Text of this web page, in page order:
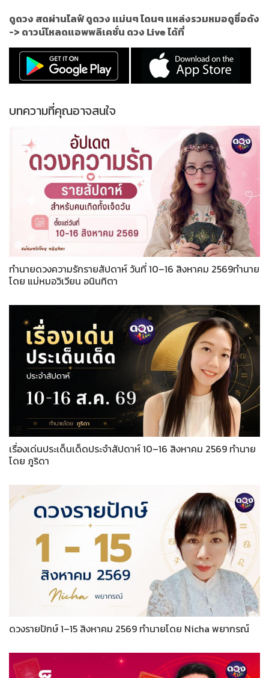
ดูดวง สดผ่านไลฟ์ ดูดวง แม่นๆ โดนๆ แหล่งรวมหมอดูชื่อดัง
-> ดาวน์โหลดแอพพลิเคชั่น ดวง Live ได้ที่
บทความที่คุณอาจสนใจ
ทำนายดวงความรักรายสัปดาห์ วันที่ 10–16 สิงหาคม 2569ทำนาย
โดย แม่หมอวิเวียน อนินทิตา
เรื่องเด่นประเด็นเด็ดประจำสัปดาห์ 10–16 สิงหาคม 2569 ทำนาย
โดย ภูริดา
ดวงรายปักษ์ 1–15 สิงหาคม 2569 ทำนายโดย Nicha พยากรณ์